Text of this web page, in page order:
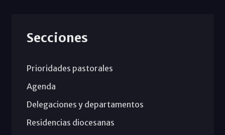
Secciones
Prioridades pastorales
Agenda
Delegaciones y departamentos
Residencias diocesanas